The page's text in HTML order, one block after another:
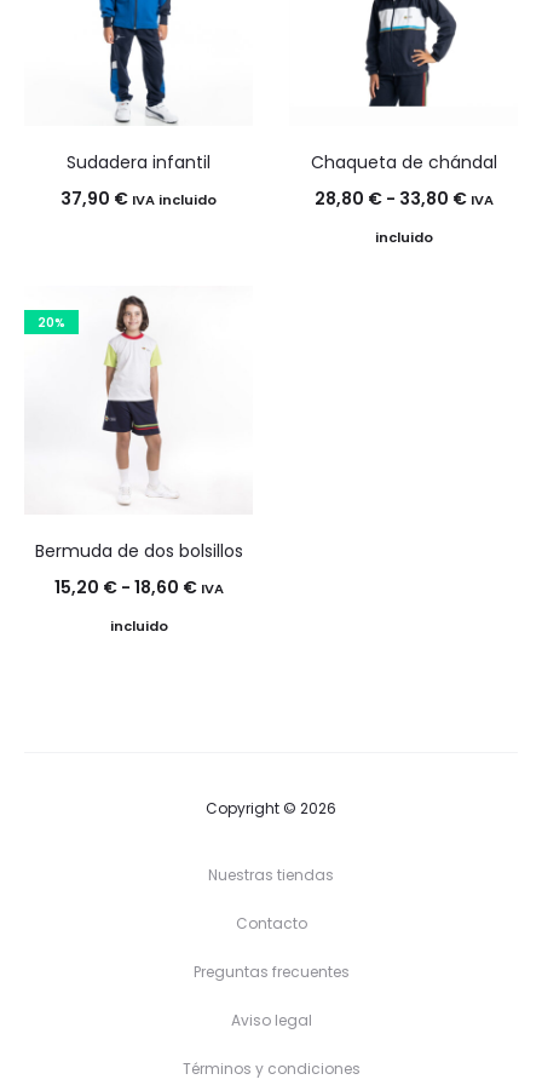
Sudadera infantil
37,90 € IVA incluido
Chaqueta de chándal
28,80 € - 33,80 €Rango
IVA
incluido
20%
Bermuda de dos bolsillos
15,20 € - 18,60 €Rango
18,60 €
IVA
incluido
Copyright © 2026
Nuestras tiendas
Contacto
Preguntas frecuentes
Aviso legal
Términos y condiciones